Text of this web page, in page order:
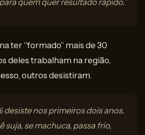
quem quer resultado rápido.”
ter “formado” mais de 30
deles trabalham na região,
outros desistiram.
desiste nos primeiros dois anos.
suja, se machuca, passa frio,